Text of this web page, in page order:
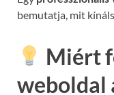
bemutatja, mit
Miért
weboldal